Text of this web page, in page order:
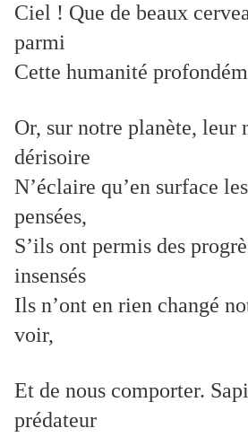
Ciel ! Que de beaux
parmi
Cette humanité
Or, sur notre planète, leur
dérisoire
N’éclaire qu’en surface
pensées,
S’ils ont permis des
insensés
Ils n’ont en rien changé
voir,
Et de nous comporter.
prédateur